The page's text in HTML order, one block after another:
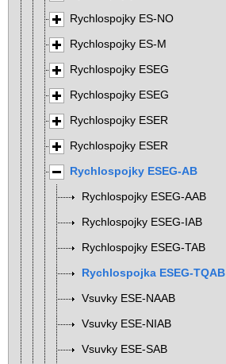
Rychlospojky ES-NO
Rychlospojky ES-M
Rychlospojky ESEG
Rychlospojky ESEG
Rychlospojky ESER
Rychlospojky ESER
Rychlospojky ESEG-AB
Rychlospojky ESEG-AAB
Rychlospojky ESEG-IAB
Rychlospojky ESEG-TAB
Rychlospojka ESEG-TQAB
Vsuvky ESE-NAAB
Vsuvky ESE-NIAB
Vsuvky ESE-SAB